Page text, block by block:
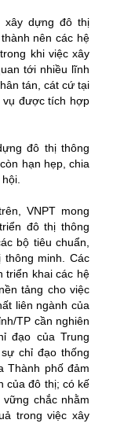
xây dựng đô thị
nên các hệ
khi việc xây
tới nhiều lĩnh
tán, cát cứ tại
vụ được tích hợp
đô thị thông
hạn hẹp, chia
VNPT mong
đô thị thông
bộ tiêu chuẩn,
minh. Các
triển khai các hệ
tảng cho việc
liên ngành của
TP cần nghiên
đạo của Trung
chỉ đạo thống
Thành phố đảm
của đô thị; có kế
chắc nhằm
trong việc xây